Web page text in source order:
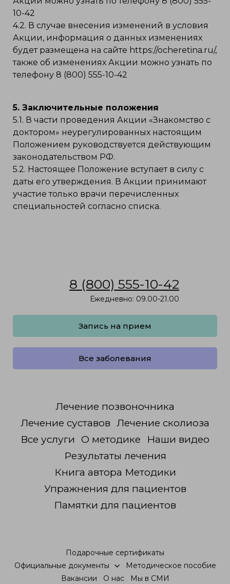
10-42
4.2. В случае внесения изменений в условия
Акции, информация о данных изменениях
будет размещена на сайте https://ocheretina.ru/,
также об изменениях Акции можно узнать по
телефону 8 (800) 555-10-42
5. Заключительные положения
5.1. В части проведения Акции «Знакомство с
доктором» неурегулированных настоящим
Положением руководствуется действующим
законодательством РФ.
5.2. Настоящее Положение вступает в силу с
даты его утверждения. В Акции принимают
участие только врачи перечисленных
специальностей согласно списка.
8 (800) 555-10-42
Ежедневно: 09.00-21.00
Запись на прием
Все заболевания
Лечение позвоночника
Лечение суставов Лечение сколиоза
Все услуги
О методике
Наши видео
Результаты лечения
Книга автора Методики
Упражнения для пациентов
Памятки для пациентов
Подарочные сертификаты
Официальные документы
Методическое пособие
Вакансии
О нас Мы в СМИ